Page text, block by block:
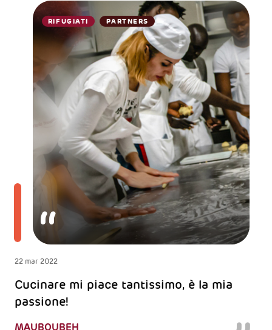
RIFUGIATI PARTNERS
22 mar 2022
Cucinare mi piace tantissimo, è la mia
passione!
MAUBOUBEH